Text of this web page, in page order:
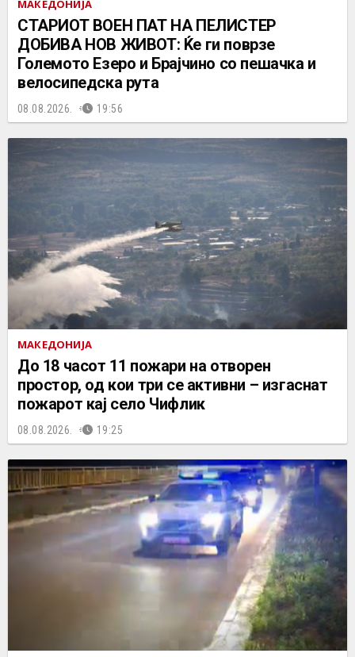
МАКЕДОНИЈА
СТАРИОТ ВОЕН ПАТ НА ПЕЛИСТЕР
ДОБИВА НОВ ЖИВОТ: Ќе ги поврзе
Големото Езеро и Брајчино со пешачка и
велосипедска рута
08.08.2026. 19:56
МАКЕДОНИЈА
До 18 часот 11 пожари на отворен
простор, од кои три се активни – изгаснат
пожарот кај село Чифлик
08.08.2026. 19:25